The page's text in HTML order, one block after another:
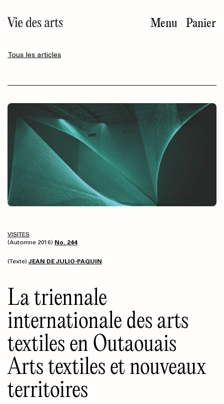
au
contenu
Menu Panier
Tous les articles
VISITES
(Automne 2016) No. 244
(Texte) JEAN DE JULIO-PAQUIN
La triennale
internationale des arts
textiles en Outaouais
Arts textiles et nouveaux
territoires